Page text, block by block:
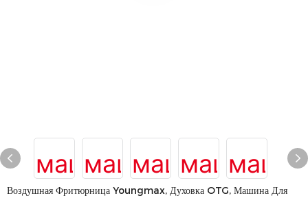
Воздушная Фритюрница Youngmax, Духовка OTG, Машина Для